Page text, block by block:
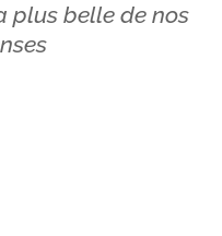
plus belle de nos